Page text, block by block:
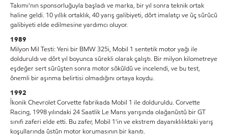
Takımı'nın sponsorluğuyla başladı ve marka, bir yıl sonra teknik ortak
haline geldi. 10 yıllık ortaklık, 40 yarış galibiyeti, dört imalatçı ve üç sürücü
galibiyeti elde edilmesine yardımcı oluyor.
1989
Milyon Mil Testi: Yeni bir BMW 325i, Mobil 1 sentetik motor yağı ile
dolduruldı ve dört yıl boyunca sürekli olarak çalıştı. Bir milyon kilometreye
eşdeğer sert sürüşten sonra motor söküldü ve incelendi, ve bu test,
önemli bir aşınma belirtisi olmadığını ortaya koydu.
1992
İkonik Chevrolet Corvette fabrikada Mobil 1 ile dolduruldu. Corvette
Racing, 1998 yılındaki 24 Saatlik Le Mans yarışında olağanüstü bir GT
sınıfı zaferi elde etti. Bu zafer, Mobil 1'in ve ekstrem dayanıklılıktaki yarış
koşullarında üstün motor korumasının bir kanıtı.